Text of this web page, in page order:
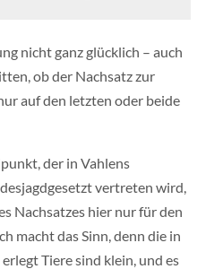
nicht ganz glücklich – auch
ob der Nachsatz zur
auf den letzten oder beide
der in Vahlens
vertreten wird,
Nachsatzes hier nur für den
macht das Sinn, denn die in
Tiere sind klein, und es